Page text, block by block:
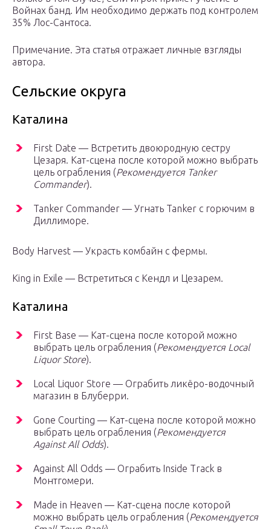
Войнах банд. Им необходимо держать под контролем
35% Лос-Сантоса.
Примечание. Эта статья отражает личные взгляды
автора.
Сельские округа
Каталина
First Date — Встретить двоюродную сестру
Цезаря. Кат-сцена после которой можно выбрать
цель ограбления (Рекомендуется Tanker
Commander).
Tanker Commander — Угнать Tanker с горючим в
Диллиморе.
Body Harvest — Украсть комбайн с фермы.
King in Exile — Встретиться с Кендл и Цезарем.
Каталина
First Base — Кат-сцена после которой можно
выбрать цель ограбления (Рекомендуется Local
Liquor Store).
Local Liquor Store — Ограбить ликёро-водочный
магазин в Блуберри.
Gone Courting — Кат-сцена после которой можно
выбрать цель ограбления (Рекомендуется
Against All Odds).
Against All Odds — Ограбить Inside Track в
Монтгомери.
Made in Heaven — Кат-сцена после которой
можно выбрать цель ограбления (Рекомендуется